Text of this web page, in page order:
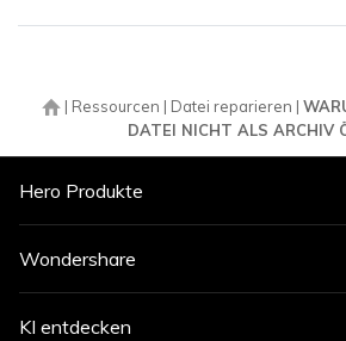
| Ressourcen | Datei reparieren |
DATEI NICHT ALS ARCHIV
Hero Produkte
Wondershare
KI entdecken